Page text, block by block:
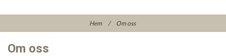
Hem / Om oss
Om oss